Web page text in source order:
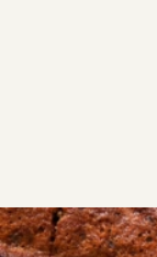
ΣΥΝΤΑΓΕΣ ΓΛΥΚΑ